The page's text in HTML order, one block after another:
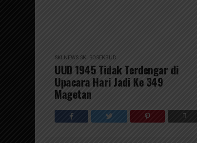
SKI NEWS SKI SOSEKBUD
UUD 1945 Tidak Terdengar di
Upacara Hari Jadi Ke 349
Magetan